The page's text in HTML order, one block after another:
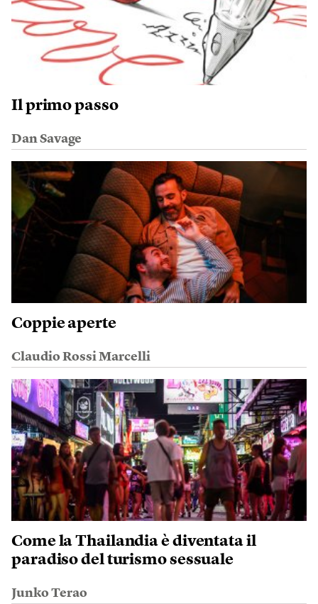
Il primo passo
Dan Savage
Coppie aperte
Claudio Rossi Marcelli
Come la Thailandia è diventata il
paradiso del turismo sessuale
Junko Terao